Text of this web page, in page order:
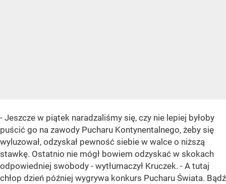
- Jeszcze w piątek naradzaliśmy się, czy nie lepiej byłoby
puścić go na zawody Pucharu Kontynentalnego, żeby się
wyluzował, odzyskał pewność siebie w walce o niższą
stawkę. Ostatnio nie mógł bowiem odzyskać w skokach
odpowiedniej swobody - wytłumaczył Kruczek. - A tutaj
chłop dzień później wygrywa konkurs Pucharu Świata. Bądź